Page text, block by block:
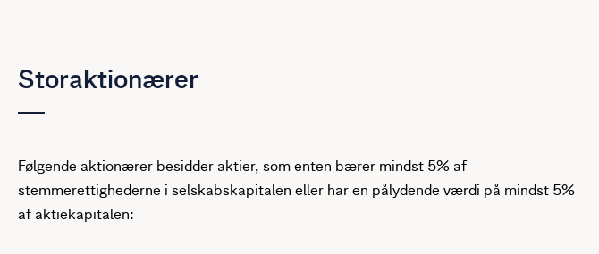
Storaktionærer
Følgende aktionærer besidder aktier, som enten bærer mindst 5% af
stemmerettighederne i selskabskapitalen eller har en pålydende værdi på mindst 5%
af aktiekapitalen: